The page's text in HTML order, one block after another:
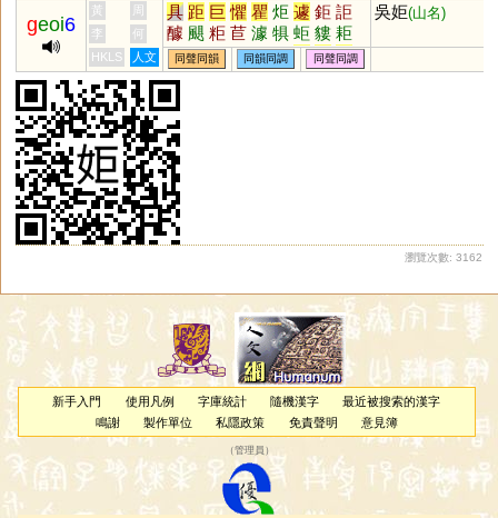
geoi6
黃 周 具 距 巨 懼 瞿 炬 遽 鉅 詎
醵 颶 粔 苣 澽 犋 蚷 貗 耟
洰 埧 懅 鐻 窶 駏 虡 寠 秬
岠
吳姖(山名)
李
何
HKLS
人文 同聲同韻 同韻同調 同聲同調
瀏覽次數: 3162
新手入門 使用凡例 字庫統計 隨機漢字
最近被搜索的漢字
鳴謝
製作單位 私隱政策 免責聲明 意見簿
（管理員 ）